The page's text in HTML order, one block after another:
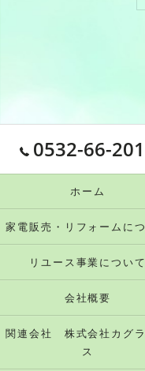
0532-66-
ホーム
家電販売・リフォームに
リユース事業について
会社概要
関連会社 株式会社カグ
ス